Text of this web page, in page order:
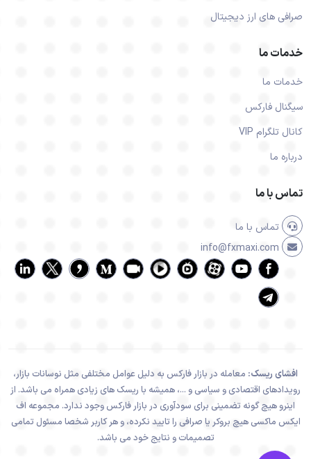
صرافی های ارز دیجیتال
خدمات ما
خدمات ما
سیگنال فارکس
کانال تلگرام VIP
درباره ما
تماس با ما
تماس با ما
افشای ریسک: معامله در بازار فارکس به دلیل عوامل مختلفی مثل نوسانات بازار،
رویدادهای اقتصادی و سیاسی و ...، همیشه با ریسک های زیادی همراه می باشد. از
اینرو هیچ گونه تضمینی برای سودآوری در بازار فارکس وجود ندارد. مجموعه اف
ایکس ماکسی هیچ بروکر یا صرافی را تایید نکرده، و هر کاربر شخصا مسئول تمامی
تصمیمات و نتایج خود می باشد.